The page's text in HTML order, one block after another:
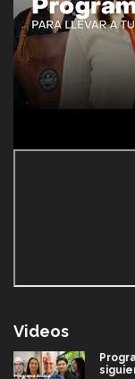
Videos